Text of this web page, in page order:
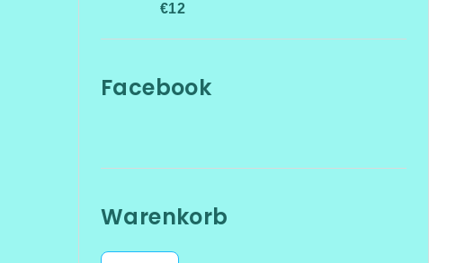
€12
Facebook
Warenkorb